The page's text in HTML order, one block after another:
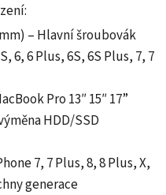
– Hlavní šroubovák
6, 6 Plus, 6S, 6S Plus, 7, 7
Pro 13″ 15″ 17”
HDD/SSD
7, 7 Plus, 8, 8 Plus, X,
generace